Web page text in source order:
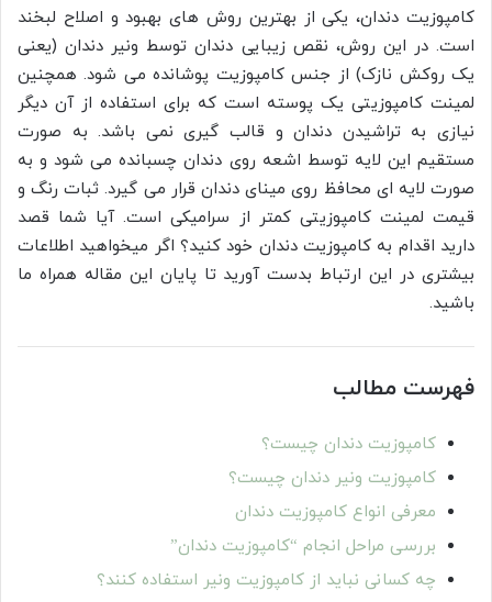
کامپوزیت دندان، یکی از بهترین روش های بهبود و اصلاح لبخند
است. در این روش، نقص زیبایی دندان توسط ونیر دندان (یعنی
یک روکش نازک) از جنس کامپوزیت پوشانده می شود. همچنین
لمینت کامپوزیتی یک پوسته است که برای استفاده از آن دیگر
نیازی به تراشیدن دندان و قالب گیری نمی باشد. به صورت
مستقیم این لایه توسط اشعه روی دندان چسبانده می شود و به
صورت لایه ای محافظ روی مینای دندان قرار می گیرد. ثبات رنگ و
قیمت لمینت کامپوزیتی کمتر از سرامیکی است. آیا شما قصد
دارید اقدام به کامپوزیت دندان خود کنید؟ اگر میخواهید اطلاعات
بیشتری در این ارتباط بدست آورید تا پایان این مقاله همراه ما
باشید.
فهرست مطالب
کامپوزیت دندان چیست؟
کامپوزیت ونیر دندان چیست؟
معرفی انواع کامپوزیت دندان
بررسی مراحل انجام “کامپوزیت دندان”
چه کسانی نباید از کامپوزیت ونیر استفاده کنند؟